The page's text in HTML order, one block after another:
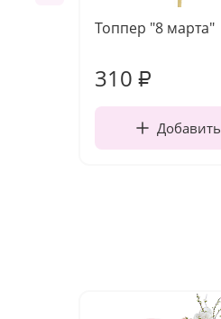
Топпер "8 марта"
310 ₽
Добавить